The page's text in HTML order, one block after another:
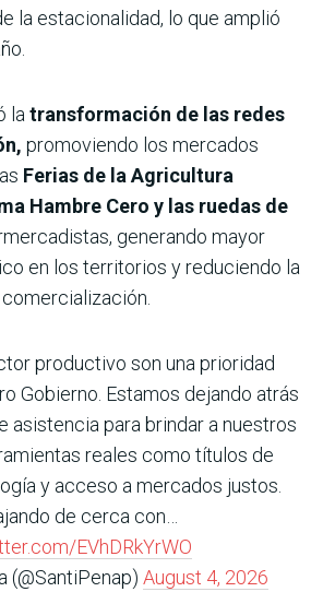
la estacionalidad, lo que amplió
la transformación de las redes
promoviendo los mercados
Ferias de la Agricultura
Hambre Cero y las ruedas de
generando mayor
en los territorios y reduciendo la
productivo son una prioridad
Gobierno. Estamos dejando atrás
asistencia para brindar a nuestros
reales como títulos de
y acceso a mercados justos.
de cerca con…
EVhDRkYrWO
(@SantiPenap) August 4, 2026